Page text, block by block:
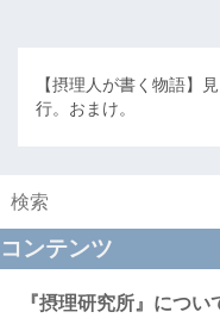
【摂理人が書く物語】
行。おまけ。
コンテンツ
『摂理研究所』につい